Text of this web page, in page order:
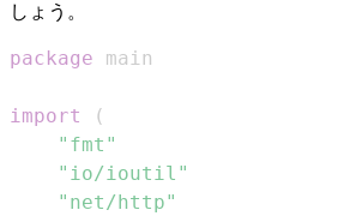
しょう。
package
import
(
"fmt"
"io/ioutil"
"net/http"